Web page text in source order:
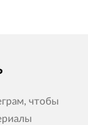
чтобы